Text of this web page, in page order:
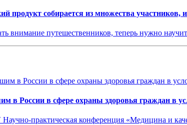
продукт собирается из множества
внимание путешественников, теперь нужно
в России в сфере охраны здоровья граждан в
практическая конференция «Медицина и